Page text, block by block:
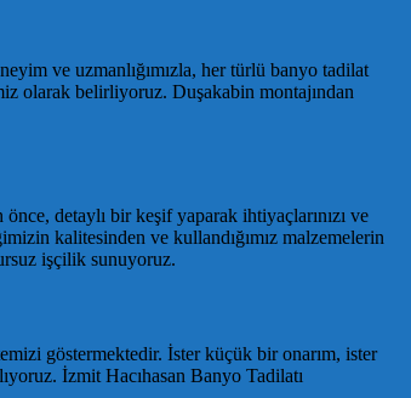
ve uzmanlığımızla, her türlü banyo tadilat
olarak belirliyoruz. Duşakabin montajından
detaylı bir keşif yaparak ihtiyaçlarınızı ve
kalitesinden ve kullandığımız malzemelerin
işçilik sunuyoruz.
göstermektedir. İster küçük bir onarım, ister
İzmit Hacıhasan Banyo Tadilatı